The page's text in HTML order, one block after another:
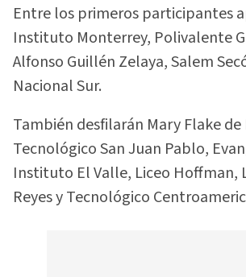
Entre los primeros participantes
Instituto Monterrey, Polivalente
Alfonso Guillén Zelaya, Salem
Nacional Sur.
También desfilarán Mary Flake de
Tecnológico San Juan Pablo,
Instituto El Valle, Liceo Hoffman,
Reyes y Tecnológico